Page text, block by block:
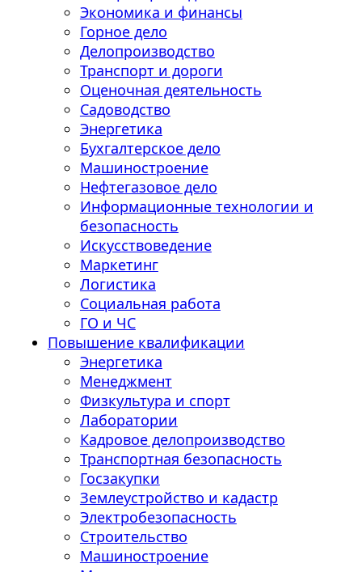
Экономика и финансы
Горное дело
Делопроизводство
Транспорт и дороги
Оценочная деятельность
Садоводство
Энергетика
Бухгалтерское дело
Машиностроение
Нефтегазовое дело
Информационные технологии и
безопасность
Искусствоведение
Маркетинг
Логистика
Социальная работа
ГО и ЧС
Повышение квалификации
Энергетика
Менеджмент
Физкультура и спорт
Лаборатории
Кадровое делопроизводство
Транспортная безопасность
Госзакупки
Землеустройство и кадастр
Электробезопасность
Строительство
Машиностроение